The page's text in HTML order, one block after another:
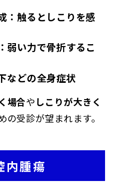
：触るとしこりを感
：弱い力で骨折するこ
などの全身症状
場合や しこりが大きく
の受診が望まれます。
内腫瘍